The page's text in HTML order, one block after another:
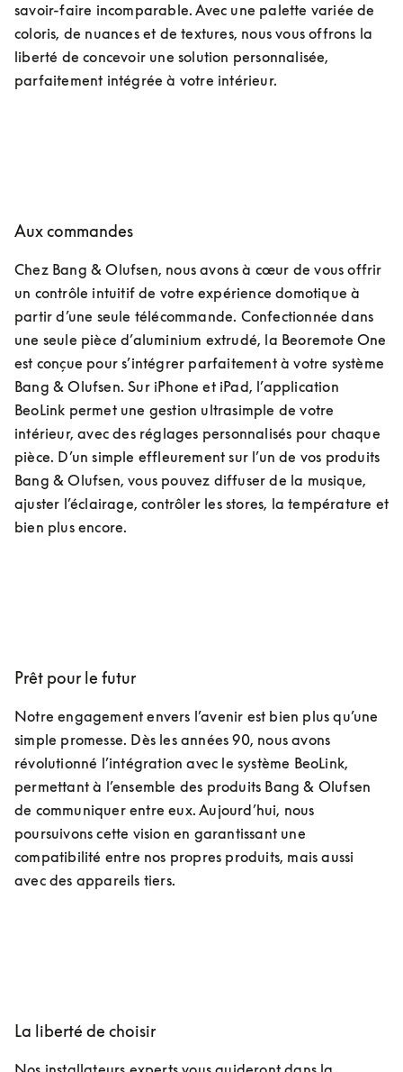
savoir-faire incomparable. Avec une palette variée de
coloris, de nuances et de textures, nous vous offrons la
liberté de concevoir une solution personnalisée,
parfaitement intégrée à votre intérieur.
Aux commandes
Chez Bang & Olufsen, nous avons à cœur de vous offrir
un contrôle intuitif de votre expérience domotique à
partir d’une seule télécommande. Confectionnée dans
une seule pièce d’aluminium extrudé, la Beoremote One
est conçue pour s’intégrer parfaitement à votre système
Bang & Olufsen. Sur iPhone et iPad, l’application
BeoLink permet une gestion ultrasimple de votre
intérieur, avec des réglages personnalisés pour chaque
pièce. D’un simple effleurement sur l’un de vos produits
Bang & Olufsen, vous pouvez diffuser de la musique,
ajuster l’éclairage, contrôler les stores, la température et
bien plus encore.
Prêt pour le futur
Notre engagement envers l’avenir est bien plus qu’une
simple promesse. Dès les années 90, nous avons
révolutionné l’intégration avec le système BeoLink,
permettant à l’ensemble des produits Bang & Olufsen
de communiquer entre eux. Aujourd’hui, nous
poursuivons cette vision en garantissant une
compatibilité entre nos propres produits, mais aussi
avec des appareils tiers.
La liberté de choisir